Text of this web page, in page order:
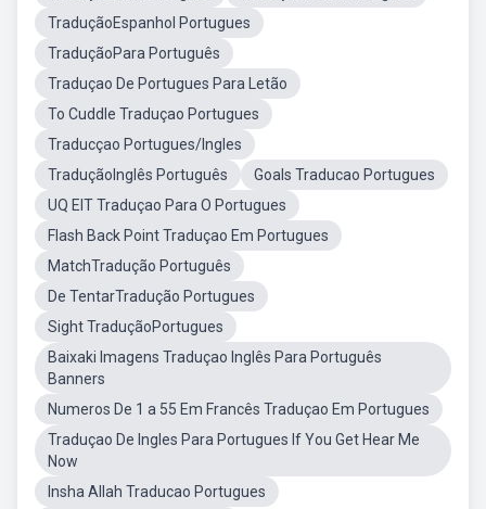
TraduçãoEspanhol Portugues
TraduçãoPara Português
Traduçao De Portugues Para Letão
To Cuddle Traduçao Portugues
Traducçao Portugues/Ingles
TraduçãoInglês Português
Goals Traducao Portugues
UQ EIT Traduçao Para O Portugues
Flash Back Point Traduçao Em Portugues
MatchTradução Português
De TentarTradução Portugues
Sight TraduçãoPortugues
Baixaki Imagens Traduçao Inglês Para Português
Banners
Numeros De 1 a 55 Em Francês Traduçao Em Portugues
Traduçao De Ingles Para Portugues If You Get Hear Me
Now
Insha Allah Traducao Portugues